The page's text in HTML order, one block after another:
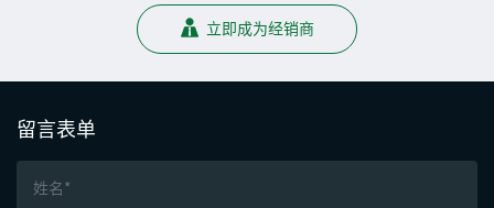
立即成为经销商
留言表单